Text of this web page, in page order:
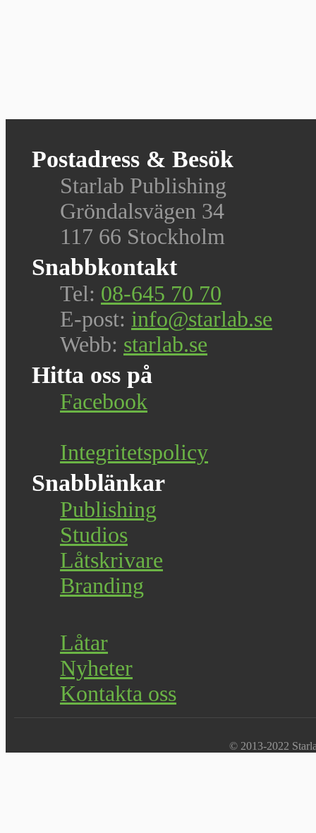
Postadress & Besök
Starlab Publishing
Gröndalsvägen 34
117 66 Stockholm
Snabbkontakt
Tel: 08-645 70 70
E-post: info@starlab.se
Webb: starlab.se
Hitta oss på
Facebook
Integritetspolicy
Snabblänkar
Publishing
Studios
Låtskrivare
Branding
Låtar
Nyheter
Kontakta oss
© 2013-2022